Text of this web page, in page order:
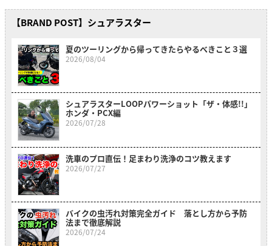
【BRAND POST】シュアラスター
夏のツーリングから帰ってきたらやるべきこと３選
2026/08/04
シュアラスターLOOPパワーショット「ザ・体感!!」
ホンダ・PCX編
2026/07/28
洗車のプロ直伝！足まわり洗浄のコツ教えます
2026/07/27
バイクの虫汚れ対策完全ガイド 落とし方から予防
法まで徹底解説
2026/07/24